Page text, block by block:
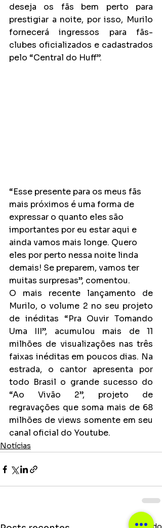
deseja os fãs bem perto para
prestigiar a noite, por isso, Murilo
fornecerá ingressos para fãs-
clubes oficializados e cadastrados
pelo “Central do Huff”.
“Esse presente para os meus fãs
mais próximos é uma forma de
expressar o quanto eles são
importantes por eu estar aqui e
ainda vamos mais longe. Quero
eles por perto nessa noite linda
demais! Se preparem, vamos ter
muitas surpresas”, comentou.
O mais recente lançamento de
Murilo, o volume 2 no seu projeto
de inéditas “Pra Ouvir Tomando
Uma III”, acumulou mais de 11
milhões de visualizações nas três
faixas inéditas em poucos dias. Na
estrada, o cantor apresenta por
todo Brasil o grande sucesso do
“Ao Vivão 2”, projeto de
regravações que soma mais de 68
milhões de views somente em seu
canal oficial do Youtube.
Notícias